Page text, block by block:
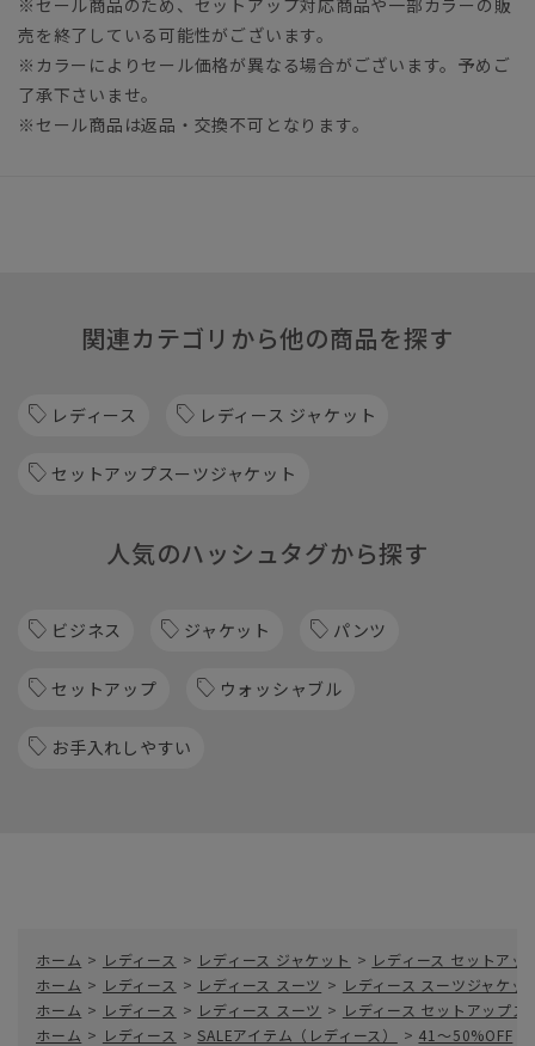
売を終了している可能性がございます。
※カラーによりセール価格が異なる場合がございます。予めご
了承下さいませ。
※セール商品は返品・交換不可となります。
関連カテゴリから他の商品を探す
レディース レディース ジャケット
セットアップスーツジャケット
人気のハッシュタグから探す
ビジネス ジャケット パンツ
セットアップ ウォッシャブル
お手入れしやすい
ホーム > レディース > レディース ジャケット > レディース セットアッ
ホーム > レディース > レディース スーツ > レディース スーツジャケッ
ホーム > レディース > レディース スーツ > レディース セットアップス
ホーム > レディース > SALEアイテム（レディース） > 41～50%OFF